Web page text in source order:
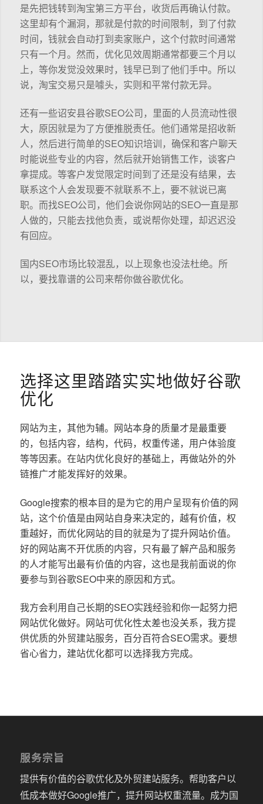
是先把钱转到淘宝第三方平台，收货后再确认付款。
这里却有个漏洞，那就是付款的时间限制，到了付款
时间，钱就会自动打到卖家账户，这个付款时间通常
只有一个月。然而，优化见效周期通常都要三个月以
上，等你发觉没效果时，钱早已到了他们手中。所以
说，淘宝交易只是噱头，实则和平常付款无异。
还有一些诏安县谷歌SEO公司，里面的人员流动性很
大，原因就是为了方便推脱责任。他们通常是招收新
人，然后进行简单的SEO知识培训，确保和客户聊天
时能说些专业的内容，然后就开始销售工作，谈客户
拿提成。等客户发觉限定时间到了还是没有结果，去
联系这个人会发现要不就联系不上，要不就说已离
职。而找SEO公司，他们会说你网站的SEO一直是那
人做的，只能去找他负责，或说帮你处理，却迟迟没
有回应。
国内SEO市场比较混乱，以上现象也没法杜绝。所
以，要找靠谱的公司来帮你做谷歌优化。
选择这里踏踏实实地做好谷歌
优化
网站为主，其他为辅。网站本身的质量才是最重要
的，包括内容，结构，代码，权重传递，用户体验度
等等因素。在站内优化良好的基础上，再做站外的外
链推广才能发挥好的效果。
Google搜索的根本目的是为它的用户呈现有价值的网
站，这个价值是由网站自身来决定的，越有价值，权
重越好，而优化网站的目的就是为了提升网站价值。
好的网站离不开优质的内容，只有最了解产品和服务
的人才能写出最有价值的内容，这也是我前面说的你
要参与到谷歌SEO中来的原因和方式。
我方会利用自己长期的SEO实践经验和你一起努力把
网站优化做好。网站可优化性太差也没关系，我方提
供优质的外贸建站服务，百分百符合SEO需求。要想
省心省力，建站优化都可以选择我方完成。
服务宗旨
提供有价值的谷歌优化及外贸建站服务。帮助客户以
低成本做好Google推广，提升网站权重流量。成为国